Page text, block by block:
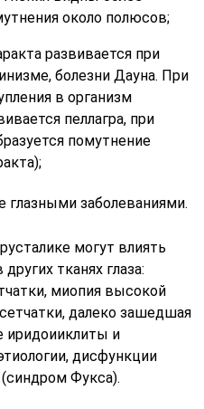
около полюсов;
развивается при
болезни Дауна. При
в организм
пеллагра, при
помутнение
заболеваниями.
могут влиять
тканях глаза:
миопия высокой
далеко зашедшая
иридоииклиты и
дисфункции
Фукса).